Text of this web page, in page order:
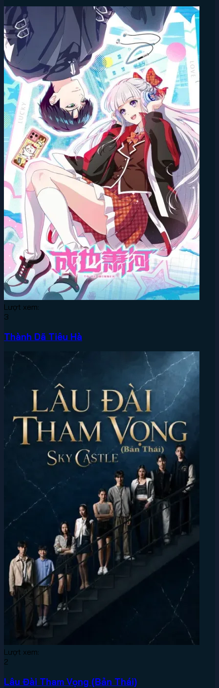
Lượt xem:
3
Thành Dã Tiêu Hà
Lượt xem:
2
Lâu Đài Tham Vọng (Bản Thái)